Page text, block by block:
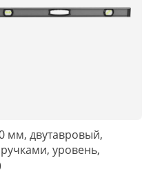
мм, двутавровый,
уровень,